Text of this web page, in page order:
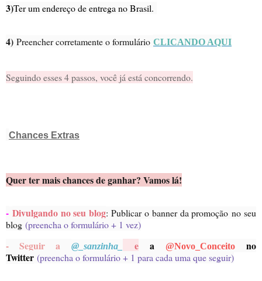
3)Ter um endereço de entrega no Brasil.
4) Preencher corretamente o formulário CLICANDO AQUI
Seguindo esses 4 passos, você já está concorrendo.
Chances Extras
Quer ter mais chances de ganhar? Vamos lá!
- Divulgando no seu blog: Publicar o banner da promoção no seu
blog (preencha o formulário + 1 vez)
- Seguir a @_sanzinha_ ea @Novo_Conceito
no
Twitter (preencha o formulário + 1 para cada uma que seguir)